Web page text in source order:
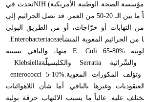
الصحة الوطنية الأمريكية(
NIHتحدث في
كل الأعمار، وتزداد شيوعاً ما بين الـ 20-50 من العمر. قد تصل الجراثيم إلى
التهابات أو خرّاجات، أو من الطريق البولي
من الجراثيم المعوية المنشأ.Enterobacteriaceae
E. Coli 65-80% منها، والباقي تسببه
والسِّراتية Serratia والكلبسيلّةKlebsiella
وتؤلف المكورات المعويةenterococci 5-10%.
وغيرها بالباقي. أما شأن اللاهوائيات
عليه. غالباً ما يسبب الالتهاب حرقة بولية